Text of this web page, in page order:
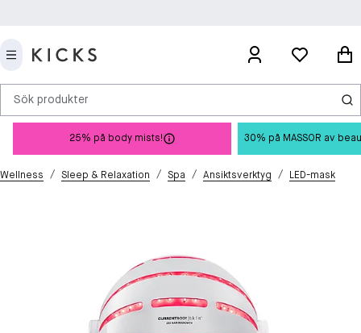
Sök produkter
25% på body mists! 30% på MASSOR av
Wellness / Sleep & Relaxation / Spa / Ansiktsverktyg / LED-mask